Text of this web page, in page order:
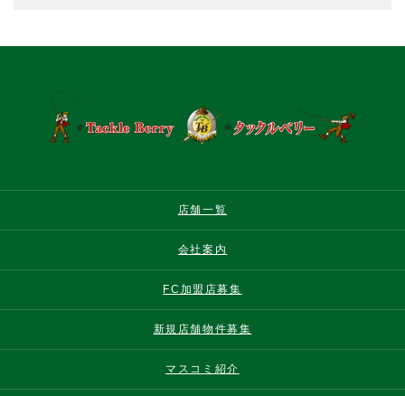
店舗一覧
会社案内
FC加盟店募集
新規店舗物件募集
マスコミ紹介